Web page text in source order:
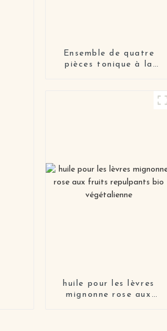
Ensemble de quatre
pièces tonique à la
pour la peau et crème
huile pour les lèvres
mignonne rose aux